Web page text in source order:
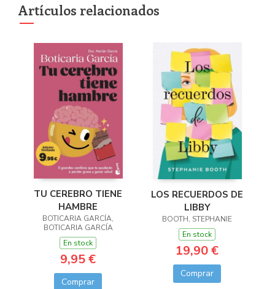
Artículos relacionados
TU CEREBRO TIENE
HAMBRE
BOTICARIA GARCÍA,
BOTICARIA GARCÍA
En stock
9,95 €
Comprar
LOS RECUERDOS DE
LIBBY
BOOTH, STEPHANIE
En stock
19,90 €
Comprar